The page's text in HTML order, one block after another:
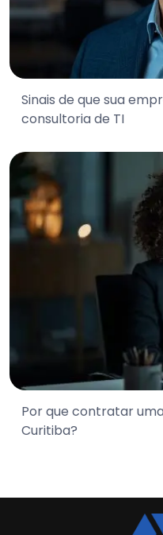
Sinais de que sua
consultoria de TI
Por que contratar
Curitiba?